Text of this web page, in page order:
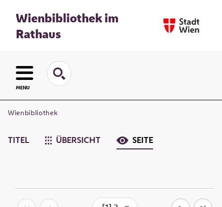
Wienbibliothek im
Rathaus
MENU
Wienbibliothek
TITEL ÜBERSICHT SEITE